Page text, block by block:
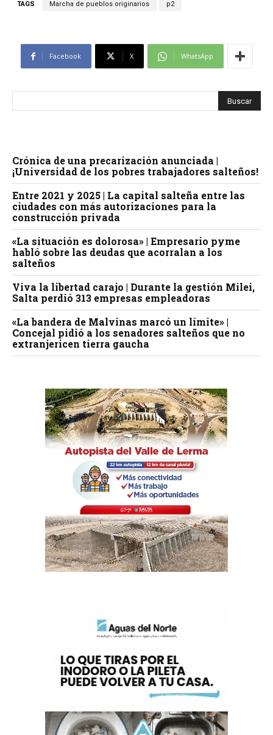
TAGS Marcha de pueblos originarios p2
Facebook X WhatsApp
Crónica de una precarización anunciada |
¡Universidad de los pobres trabajadores salteños!
Entre 2021 y 2025 | La capital salteña entre las
ciudades con más autorizaciones para la
construcción privada
«La situación es dolorosa» | Empresario pyme
habló sobre las deudas que acorralan a los
salteños
Viva la libertad carajo | Durante la gestión Milei,
Salta perdió 313 empresas empleadoras
«La bandera de Malvinas marcó un límite» |
Concejal pidió a los senadores salteños que no
extranjericen tierra gaucha